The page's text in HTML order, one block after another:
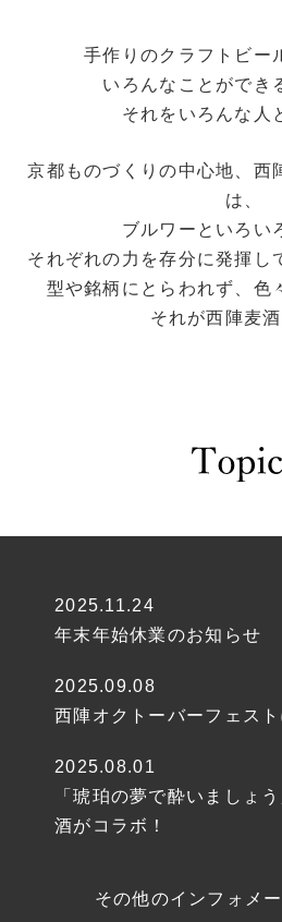
手作りのクラフトビー
いろんなことができ
それをいろんな人
京都ものづくりの中心地、西
は、
ブルワーといろい
それぞれの力を存分に発揮し
型や銘柄にとらわれず、色
それが西陣麦酒
2025.11.24
年末年始休業のお知らせ
2025.09.08
西陣オクトーバーフェスト
2025.08.01
「琥珀の夢で酔いましょ
酒がコラボ！
その他のインフォメ